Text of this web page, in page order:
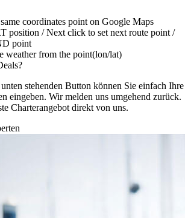
coordinates point on Google Maps
position / Next click to set next route point /
point
weather from the point(lon/lat)
stehenden Button können Sie einfach Ihre
eingeben. Wir melden uns umgehend zurück.
Charterangebot direkt von uns.